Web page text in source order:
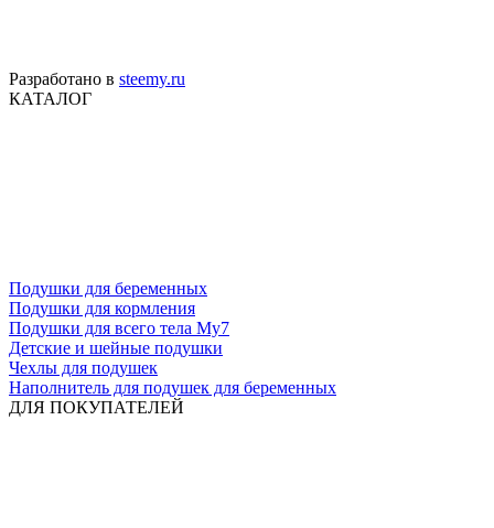
Разработано в steemy.ru
КАТАЛОГ
Подушки для беременных
Подушки для кормления
Подушки для всего тела My7
Детские и шейные подушки
Чехлы для подушек
Наполнитель для подушек для беременных
ДЛЯ ПОКУПАТЕЛЕЙ